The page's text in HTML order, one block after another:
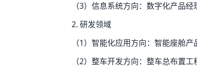
（3）信息系统方向：数字化产品
2. 研发领域
（1）智能化应用方向：智能座舱
（2）整车开发方向：整车总布置